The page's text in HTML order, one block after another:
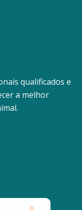
qualificados e
a melhor